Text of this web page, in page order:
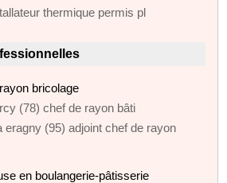
thermique permis pl
bricolage
(78) chef de rayon bâti
(95) adjoint chef de rayon
en boulangerie-pâtisserie